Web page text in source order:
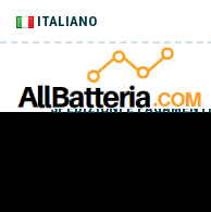
ITALIANO
SPEDIZIONI E PAGAMENTI